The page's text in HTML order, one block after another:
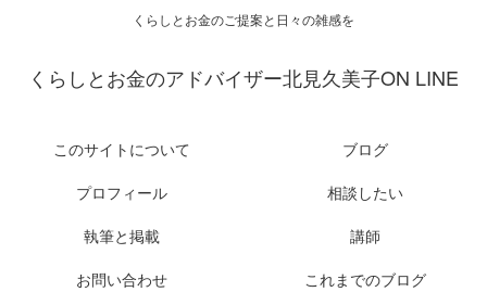
くらしとお金のご提案と日々の雑感を
くらしとお金のアドバイザー北見久美子ON LINE
このサイトについて
ブログ
プロフィール
相談したい
執筆と掲載
講師
お問い合わせ
これまでのブログ